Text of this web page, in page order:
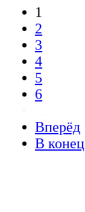
1
2
3
4
5
6
Вперёд
В конец